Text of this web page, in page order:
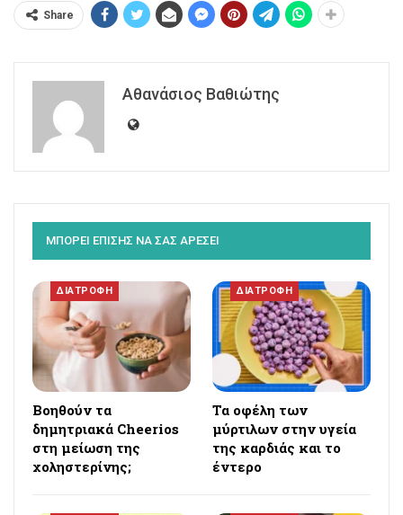
Share
Αθανάσιος Βαθιώτης
ΜΠΟΡΕΙ ΕΠΙΣΗΣ ΝΑ ΣΑΣ ΑΡΕΣΕΙ
ΔΙΑΤΡΟΦΗ
Βοηθούν τα
δημητριακά Cheerios
στη μείωση της
χοληστερίνης;
ΔΙΑΤΡΟΦΗ
Τα οφέλη των
μύρτιλων στην υγεία
της καρδιάς και το
έντερο